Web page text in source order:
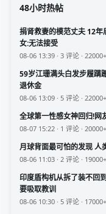
48小时热帖
捐肾救妻的模范丈夫 12
女:无法接受
08-06 13:39 · 3 评论 ·
59岁江珊满头白发步履蹒
退休金
08-06 13:09 · 5 评论 ·
全球第一性感女神回归!网
08-07 15:22 · 1 评论 ·
月球背面最可怕的发现 人
08-06 11:03 · 2 评论 ·
印度盾构机从拆了装不回
要吸取教训
08-06 10:30 · 5 评论 ·